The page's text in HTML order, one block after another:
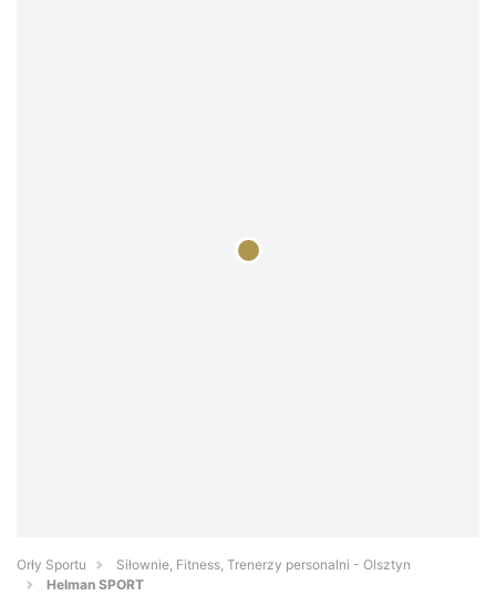
Orły Sportu
Siłownie, Fitness, Trenerzy personalni - Olsztyn
Helman SPORT